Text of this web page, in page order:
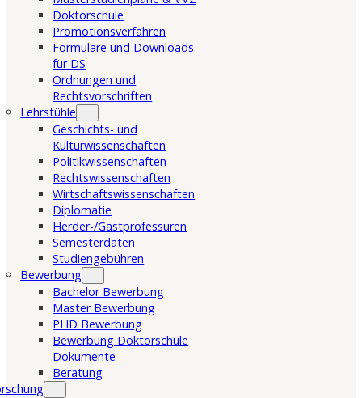
Doktorschule
Promotionsverfahren
Formulare und Downloads
für DS
Ordnungen und
Rechtsvorschriften
Lehrstühle
Geschichts- und
Kulturwissenschaften
Politikwissenschaften
Rechtswissenschaften
Wirtschaftswissenschaften
Diplomatie
Herder-/Gastprofessuren
Semesterdaten
Studiengebühren
Bewerbung
Bachelor Bewerbung
Master Bewerbung
PHD Bewerbung
Bewerbung Doktorschule
Dokumente
Beratung